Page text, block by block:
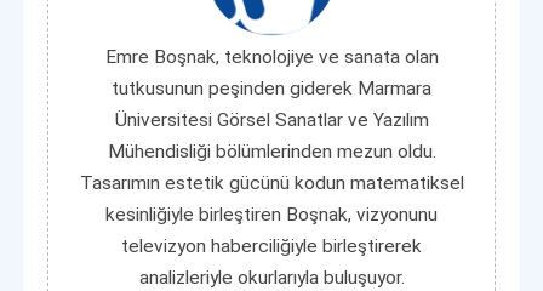
Emre Boşnak, teknolojiye ve sanata olan
tutkusunun peşinden giderek Marmara
Üniversitesi Görsel Sanatlar ve Yazılım
Mühendisliği bölümlerinden mezun oldu.
Tasarımın estetik gücünü kodun matematiksel
kesinliğiyle birleştiren Boşnak, vizyonunu
televizyon haberciliğiyle birleştirerek
analizleriyle okurlarıyla buluşuyor.